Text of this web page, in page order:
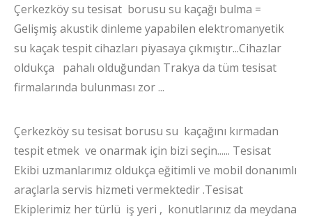
Çerkezköy su tesisat borusu su kaçağı bulma =
Gelişmiş akustik dinleme yapabilen elektromanyetik
su kaçak tespit cihazları piyasaya çıkmıştır...Cihazlar
oldukça pahalı olduğundan Trakya da tüm tesisat
firmalarında bulunması zor ...
Çerkezköy su tesisat borusu su kaçağını kırmadan
tespit etmek ve onarmak için bizi seçin...... Tesisat
Ekibi uzmanlarımız oldukça eğitimli ve mobil donanımlı
araçlarla servis hizmeti vermektedir .Tesisat
Ekiplerimiz her türlü iş yeri , konutlarınız da meydana